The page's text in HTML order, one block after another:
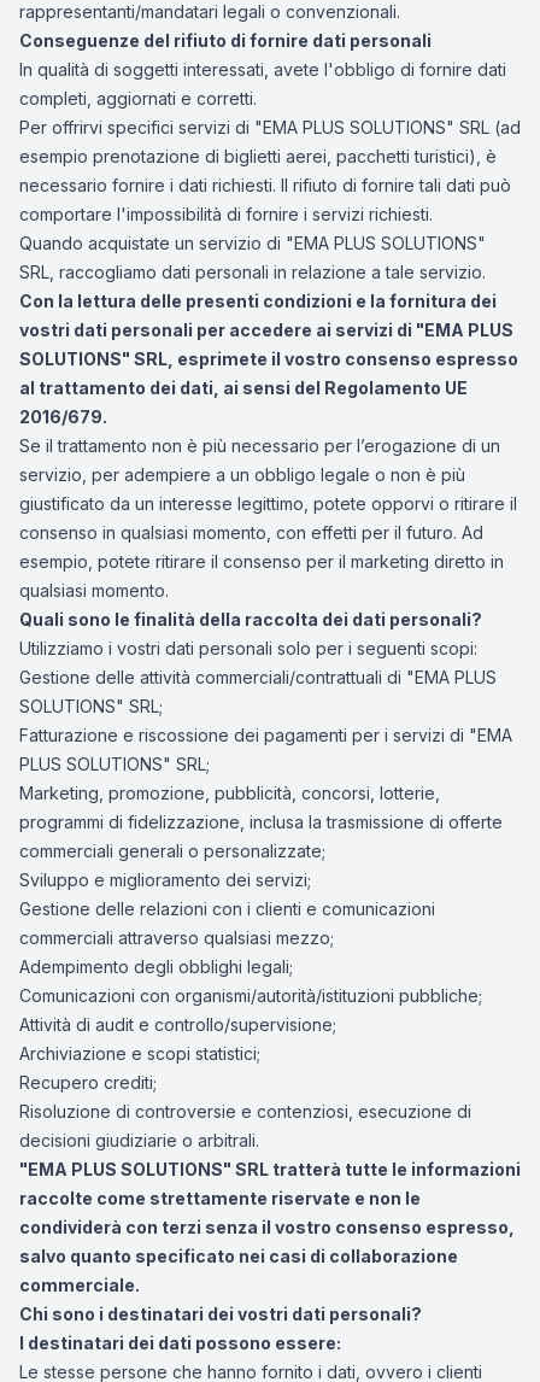
rappresentanti/mandatari legali o convenzionali.
Conseguenze del rifiuto di fornire dati personali
In qualità di soggetti interessati, avete l'obbligo di fornire dati
completi, aggiornati e corretti.
Per offrirvi specifici servizi di "EMA PLUS SOLUTIONS" SRL (ad
esempio prenotazione di biglietti aerei, pacchetti turistici), è
necessario fornire i dati richiesti. Il rifiuto di fornire tali dati può
comportare l'impossibilità di fornire i servizi richiesti.
Quando acquistate un servizio di "EMA PLUS SOLUTIONS"
SRL, raccogliamo dati personali in relazione a tale servizio.
Con la lettura delle presenti condizioni e la fornitura dei
vostri dati personali per accedere ai servizi di "EMA PLUS
SOLUTIONS" SRL, esprimete il vostro consenso espresso
al trattamento dei dati, ai sensi del Regolamento UE
2016/679.
Se il trattamento non è più necessario per l’erogazione di un
servizio, per adempiere a un obbligo legale o non è più
giustificato da un interesse legittimo, potete opporvi o ritirare il
consenso in qualsiasi momento, con effetti per il futuro. Ad
esempio, potete ritirare il consenso per il marketing diretto in
qualsiasi momento.
Quali sono le finalità della raccolta dei dati personali?
Utilizziamo i vostri dati personali solo per i seguenti scopi:
Gestione delle attività commerciali/contrattuali di "EMA PLUS
SOLUTIONS" SRL;
Fatturazione e riscossione dei pagamenti per i servizi di "EMA
PLUS SOLUTIONS" SRL;
Marketing, promozione, pubblicità, concorsi, lotterie,
programmi di fidelizzazione, inclusa la trasmissione di offerte
commerciali generali o personalizzate;
Sviluppo e miglioramento dei servizi;
Gestione delle relazioni con i clienti e comunicazioni
commerciali attraverso qualsiasi mezzo;
Adempimento degli obblighi legali;
Comunicazioni con organismi/autorità/istituzioni pubbliche;
Attività di audit e controllo/supervisione;
Archiviazione e scopi statistici;
Recupero crediti;
Risoluzione di controversie e contenziosi, esecuzione di
decisioni giudiziarie o arbitrali.
"EMA PLUS SOLUTIONS" SRL tratterà tutte le informazioni
raccolte come strettamente riservate e non le
condividerà con terzi senza il vostro consenso espresso,
salvo quanto specificato nei casi di collaborazione
commerciale.
Chi sono i destinatari dei vostri dati personali?
I destinatari dei dati possono essere:
Le stesse persone che hanno fornito i dati, ovvero i clienti